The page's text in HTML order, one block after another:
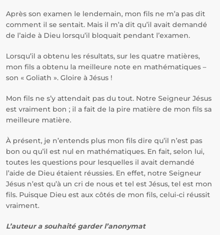
Après son examen le lendemain, mon fils ne m’a pas dit
comment il se sentait. Mais il m’a dit qu’il avait demandé
de l’aide à Dieu lorsqu’il bloquait pendant l’examen.
Lorsqu’il a obtenu les résultats, sur les quatre matières,
mon fils a obtenu la meilleure note en mathématiques –
son « Goliath ». Gloire à Jésus !
Mon fils ne s’y attendait pas du tout. Notre Seigneur Jésus
est vraiment bon ; il a fait de la pire matière de mon fils sa
meilleure matière.
À présent, je n’entends plus mon fils dire qu’il n’est pas
bon ou qu’il est nul en mathématiques. En fait, selon lui,
toutes les questions pour lesquelles il avait demandé
l’aide de Dieu étaient réussies. En effet, notre Seigneur
Jésus n’est qu’à un cri de nous et tel est Jésus, tel est mon
fils. Puisque Dieu est aux côtés de mon fils, celui-ci réussit
vraiment.
L’auteur a souhaité garder l’anonymat